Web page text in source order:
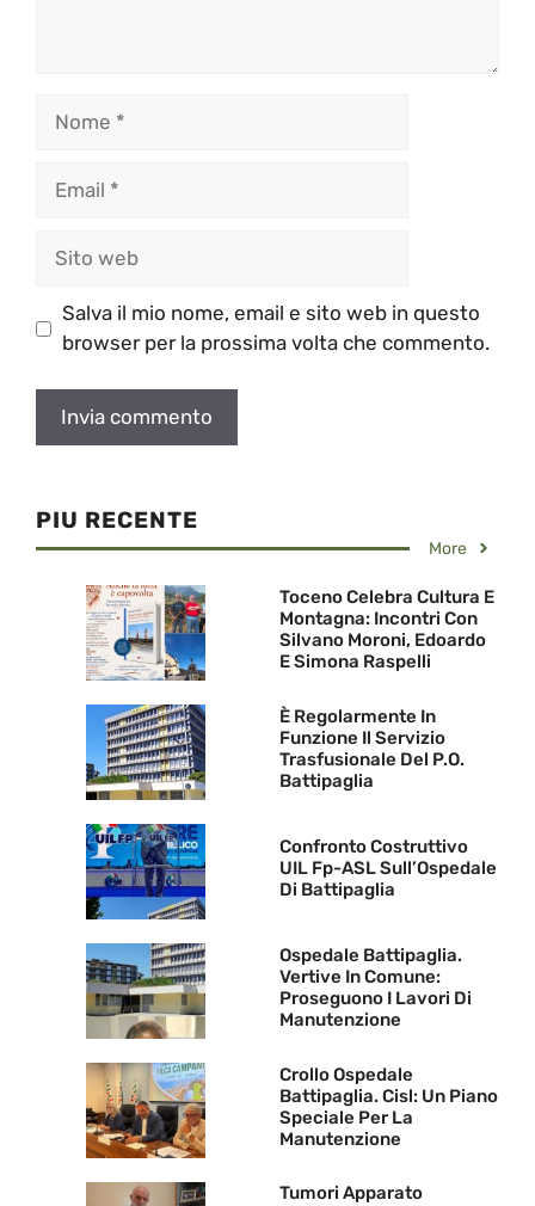
Salva il mio nome, email e sito web in questo
browser per la prossima volta che commento.
PIU RECENTE
More
Toceno Celebra Cultura E
Montagna: Incontri Con
Silvano Moroni, Edoardo
E Simona Raspelli
È Regolarmente In
Funzione Il Servizio
Trasfusionale Del P.O.
Battipaglia
Confronto Costruttivo
UIL Fp-ASL Sull’Ospedale
Di Battipaglia
Ospedale Battipaglia.
Vertive In Comune:
Proseguono I Lavori Di
Manutenzione
Crollo Ospedale
Battipaglia. Cisl: Un Piano
Speciale Per La
Manutenzione
Tumori Apparato